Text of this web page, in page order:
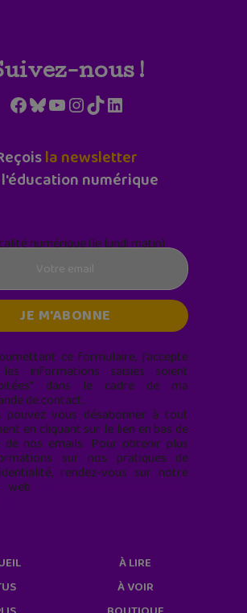
nous !
Facebook
Bluesky
YouTube
Instagram
TikTokLinkedIn
la newsletter
numérique
numérique (le lundi matin)
ce formulaire, j’accepte
informations saisies soient
dans le cadre de ma
de contact.
pouvez vous désabonner à tout
en cliquant sur le lien en bas de
de nos emails. Pour obtenir plus
sur nos pratiques de
rendez-vous sur notre
web
À LIRE
À VOIR